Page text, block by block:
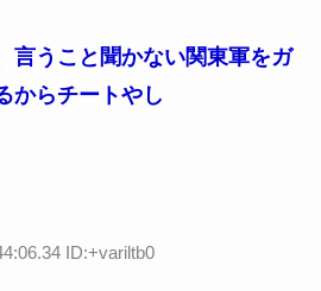
言うこと聞かない関東軍をガ
からチートやし
ID:+variltb0